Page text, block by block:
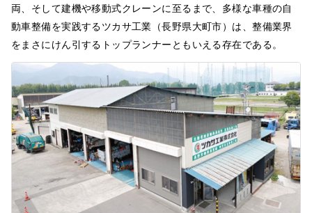
両、そして建機や移動式クレーンに至るまで、多様な車種の自
動車整備を実践するツカサ工業（長野県大町市）は、整備業界
をまさにけん引するトップランナーともいえる存在である。